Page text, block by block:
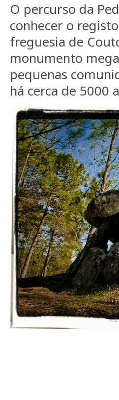
O percurso da
conhecer o
freguesia de
monumento
pequenas
há cerca de 5000